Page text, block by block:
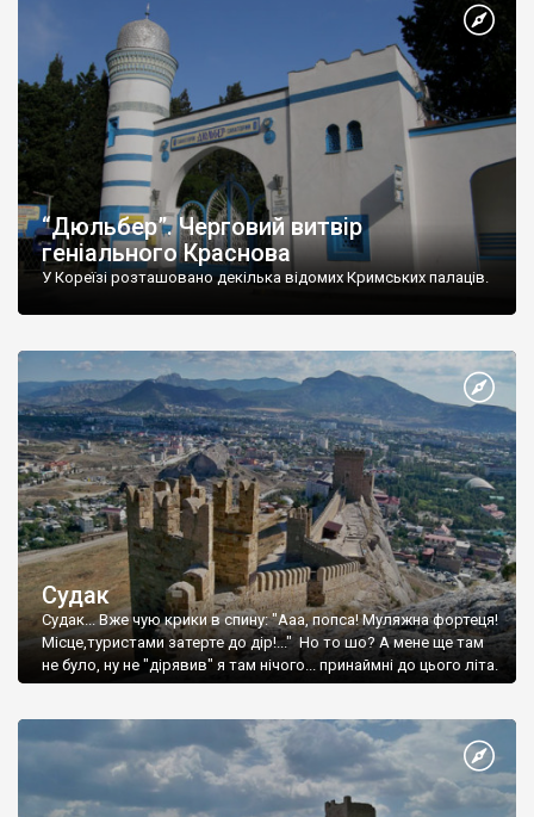
“Дюльбер”. Черговий витвір
геніального Краснова
У Кореїзі розташовано декілька відомих Кримських палаців.
Судак
Судак... Вже чую крики в спину: "Ааа, попса! Муляжна фортеця!
Місце,туристами затерте до дір!..." Но то шо? А мене ще там
не було, ну не "дірявив" я там нічого... принаймні до цього літа.